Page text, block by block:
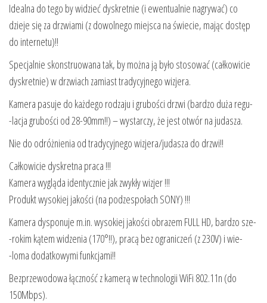
Idealna do tego by widzieć dyskretnie (i ewentualnie nagrywać) co
dzieje się za drzwiami (z dowolnego miejsca na świecie, mając dostęp
do internetu)!!
Specjalnie skonstruowana tak, by można ją było stosować (całkowicie
dyskretnie) w drzwiach zamiast tradycyjnego wizjera.
Kamera pasuje do każdego rodzaju i grubości drzwi (bardzo duża regu-
-lacja grubości od 28-90mm!!) – wystarczy, że jest otwór na judasza.
Nie do odróżnienia od tradycyjnego wizjera/judasza do drzwi!!
Całkowicie dyskretna praca !!!
Kamera wygląda identycznie jak zwykły wizjer !!!
Produkt wysokiej jakości (na podzespołach SONY) !!!
Kamera dysponuje m.in. wysokiej jakości obrazem FULL HD, bardzo sze-
-rokim kątem widzenia (170°!!), pracą bez ograniczeń (z 230V) i wie-
-loma dodatkowymi funkcjami!!
Bezprzewodowa łączność z kamerą w technologii WiFi 802.11n (do
150Mbps).